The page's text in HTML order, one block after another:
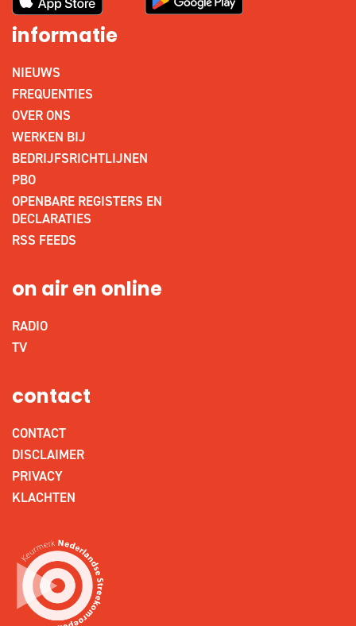
informatie
NIEUWS
FREQUENTIES
OVER ONS
WERKEN BIJ
BEDRIJFSRICHTLIJNEN
PBO
OPENBARE REGISTERS EN
DECLARATIES
RSS FEEDS
on air en online
RADIO
TV
contact
CONTACT
DISCLAIMER
PRIVACY
KLACHTEN